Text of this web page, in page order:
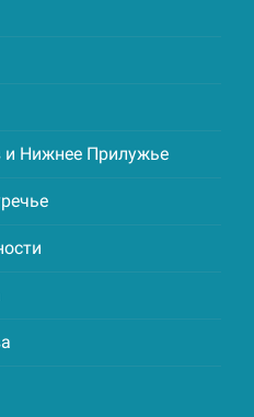
и Нижнее Прилужье